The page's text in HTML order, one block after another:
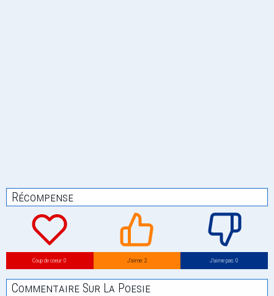
Récompense
Coup de coeur: 0 J’aime: 2 J’aime pas: 0
Commentaire Sur La Poesie